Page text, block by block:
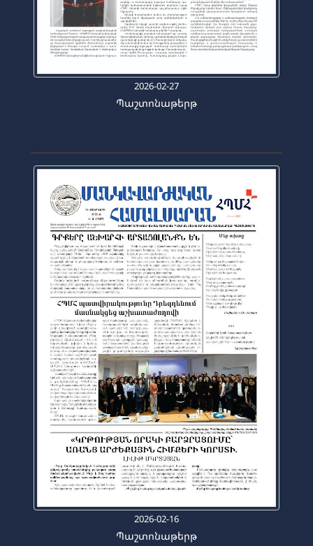
2026-02-27
Պաշտոնաթերթ
2026-02-16
Պաշտոնաթերթ